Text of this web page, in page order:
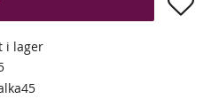
i lager